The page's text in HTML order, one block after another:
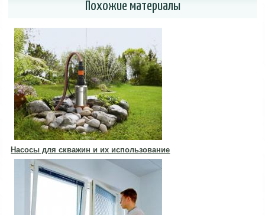
Похожие материалы
Насосы для скважин и их использование